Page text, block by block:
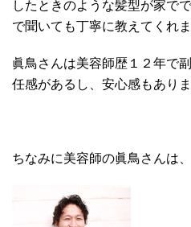
したときのような髪型が家で
で聞いても丁寧に教えてくれま
眞鳥さんは美容師歴１２年で
任感があるし、安心感もありま
ちなみに美容師の眞鳥さんは